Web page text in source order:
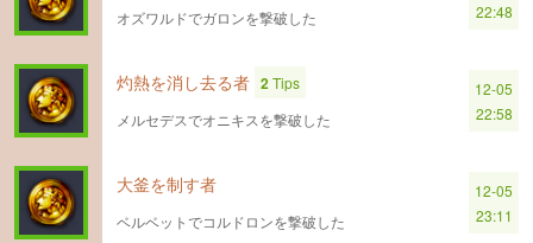
オズワルドでガロンを撃破した
22:48
灼熱を消し去る者 2Tips
メルセデスでオニキスを撃破した
12-05
22:58
大釜を制す者
ベルベットでコルドロンを撃破した
12-05
23:11